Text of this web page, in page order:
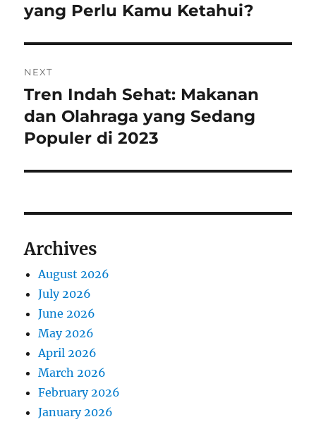
post:
yang Perlu Kamu Ketahui?
NEXT
Next
post:
Tren Indah Sehat: Makanan
dan Olahraga yang Sedang
Populer di 2023
Archives
August 2026
July 2026
June 2026
May 2026
April 2026
March 2026
February 2026
January 2026